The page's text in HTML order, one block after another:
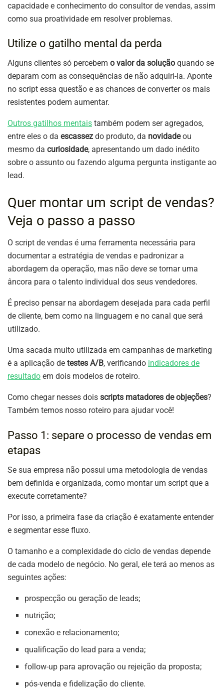
capacidade e conhecimento do consultor de vendas, assim
como sua proatividade em resolver problemas.
Utilize o gatilho mental da perda
Alguns clientes só percebem o valor da solução quando se
deparam com as consequências de não adquiri-la. Aponte
no script essa questão e as chances de converter os mais
resistentes podem aumentar.
Outros gatilhos mentais também podem ser agregados,
entre eles o da escassez do produto, da novidadeou
mesmo da curiosidade, apresentando um dado inédito
sobre o assunto ou fazendo alguma pergunta instigante ao
lead.
Quer montar um script de vendas?
Veja o passo a passo
O script de vendas é uma ferramenta necessária para
documentar a estratégia de vendas e padronizar a
abordagem da operação, mas não deve se tornar uma
âncora para o talento individual dos seus vendedores.
É preciso pensar na abordagem desejada para cada perfil
de cliente, bem como na linguagem e no canal que será
utilizado.
Uma sacada muito utilizada em campanhas de marketing
é a aplicação de testes A/B, verificando indicadores de
resultado em dois modelos de roteiro.
Como chegar nesses dois scripts matadores de objeções?
Também temos nosso roteiro para ajudar você!
Passo 1: separe o processo de vendas em
etapas
Se sua empresa não possui uma metodologia de vendas
bem definida e organizada, como montar um script que a
execute corretamente?
Por isso, a primeira fase da criação é exatamente entender
e segmentar esse fluxo.
O tamanho e a complexidade do ciclo de vendas depende
de cada modelo de negócio. No geral, ele terá ao menos as
seguintes ações:
prospecção ou geração de leads;
nutrição;
conexão e relacionamento;
qualificação do lead para a venda;
follow-up para aprovação ou rejeição da proposta;
pós-venda e fidelização do cliente.